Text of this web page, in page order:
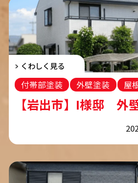
くわしく見る
【岩出市】I様邸 外
付帯部塗装 外壁塗装
屋
防水工事
コーキング工事